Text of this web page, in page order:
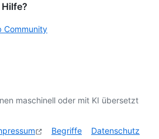
Community
maschinell oder mit KI übersetzt
Begriffe
Datenschutz